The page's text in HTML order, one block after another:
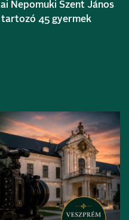
Nepomuki Szent János
45 gyermek